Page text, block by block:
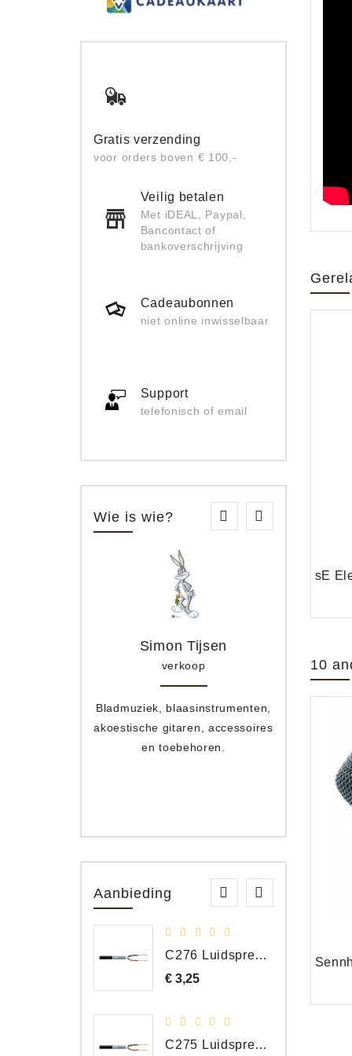
Gratis verzending
voor orders boven € 100,-
Veilig betalen
Met iDEAL, Paypal,
Bancontact of
bankoverschrijving
Cadeaubonnen
niet online inwisselbaar
Support
telefonisch of email
Wie is wie?
Simon Tijsen
verkoop
Bladmuziek, blaasinstrumenten,
akoestische gitaren, accessoires
en toebehoren.
Aanbieding
C276 Luidspreker kabel 2 x 2,50 mm² (per meter)
€ 3,25Prijs
C275 Luidspreker kabel 2 x 1,50 mm² (Per Meter)
10